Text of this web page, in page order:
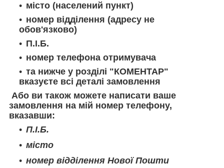
місто (населений пункт)
номер відділення (адресу не
обов'язково)
П.І.Б.
номер телефона отримувача
та нижче у розділі "КОМЕНТАР"
вказуєте всі деталі замовлення
Або ви також можете написати ваше
замовлення на мій номер телефону,
вказавши:
П.І.Б.
місто
номер відділення Нової Пошти